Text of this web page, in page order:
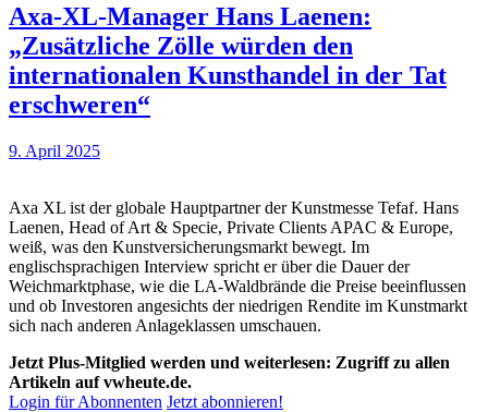
Axa-XL-Manager Hans Laenen:
„Zusätzliche Zölle würden den
internationalen Kunsthandel in der Tat
erschweren“
9. April 2025
Axa XL ist der globale Hauptpartner der Kunstmesse Tefaf. Hans
Laenen, Head of Art & Specie, Private Clients APAC & Europe,
weiß, was den Kunstversicherungsmarkt bewegt. Im
englischsprachigen Interview spricht er über die Dauer der
Weichmarktphase, wie die LA-Waldbrände die Preise beeinflussen
und ob Investoren angesichts der niedrigen Rendite im Kunstmarkt
sich nach anderen Anlageklassen umschauen.
Jetzt Plus-Mitglied werden und weiterlesen: Zugriff zu allen
Artikeln auf vwheute.de.
Login für Abonnenten Jetzt abonnieren!